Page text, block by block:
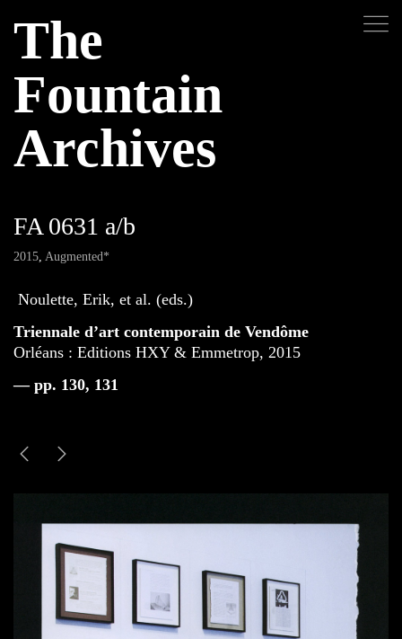
The
Fountain
Archives
FA 0631 a/b
2015, Augmented*
Noulette, Erik, et al. (eds.)
Triennale d’art contemporain de Vendôme
Orléans : Editions HXY & Emmetrop, 2015
— pp. 130, 131